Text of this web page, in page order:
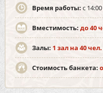
Время работы: с
Вместимость: до 40
Залы: 1 зал на 40 чел.
Стоимость банкета: